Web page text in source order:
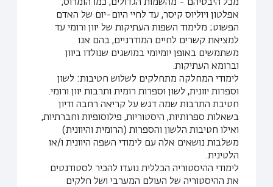
מכל היבטיהם - מהשמות הגדולים, כמו הומרוס,
אפלטון ויוליוס קיסר, עד לחיי היום-יום של האדם
הפשוט; מלימוד השפות העתיקות של יוון ורומי עד
למציאת קשרים לחיים המודרניים, בהם אנו
משתמשים באופן יומיומי במושגים שנולדו ביוון
וברומא העתיקות.
לימודי המחלקה מתחלקים לשלוש חטיבות: לשון
וספרות יוונית, לשון וספרות רומית ותרבות יוון ורומי.
חטיבת התרבות שמה דגש על קריאה רחבה ודיון
בשאלות ספרותיות, היסטוריות, פילוסופיות וחברתיות,
ואילו חטיבות הלשון והספרות (הרומית והיוונית)
משלבות נושאים אלה עם לימודי השפה היוונית ו/או
הלטינית.
לימודי ההיסטוריה הכללית נועדו להכיר לסטודנטים
את ההיסטוריה של העולם המערבי ושל חלקים